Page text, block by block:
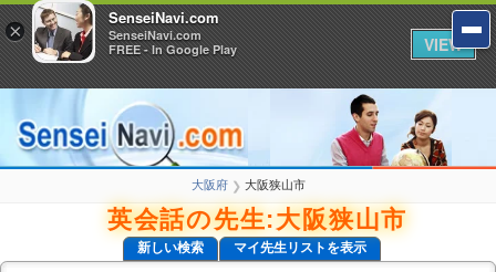
大阪府 ❯ 大阪狭山市
英会話の先生:大阪狭山市
新しい検索 マイ先生リストを表示
×
SenseiNavi.com
SenseiNavi.com
FREE - In Google Play
VIEW
×
SenseiNavi.com
SenseiNavi.com
FREE - In Google Play
VIEW